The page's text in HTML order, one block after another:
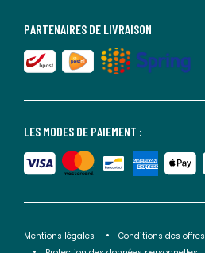
LES MODES DE PAIEMENT :
PARTENAIRES DE LIVRAISON
Mentions légales Conditions des offres